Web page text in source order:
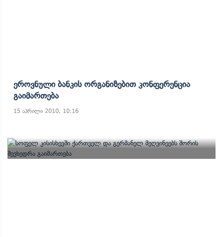
Ეროვნული Ბანკის Ორგანიზებით Კონფერენცია
Გაიმართება
15 აპრილი 2010, 10:16